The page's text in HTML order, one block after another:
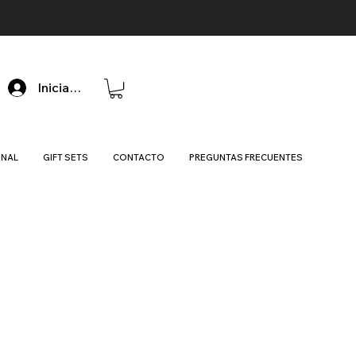
Iniciar sesión
GIFT SETS CONTACTO PREGUNTAS FRECUENTES